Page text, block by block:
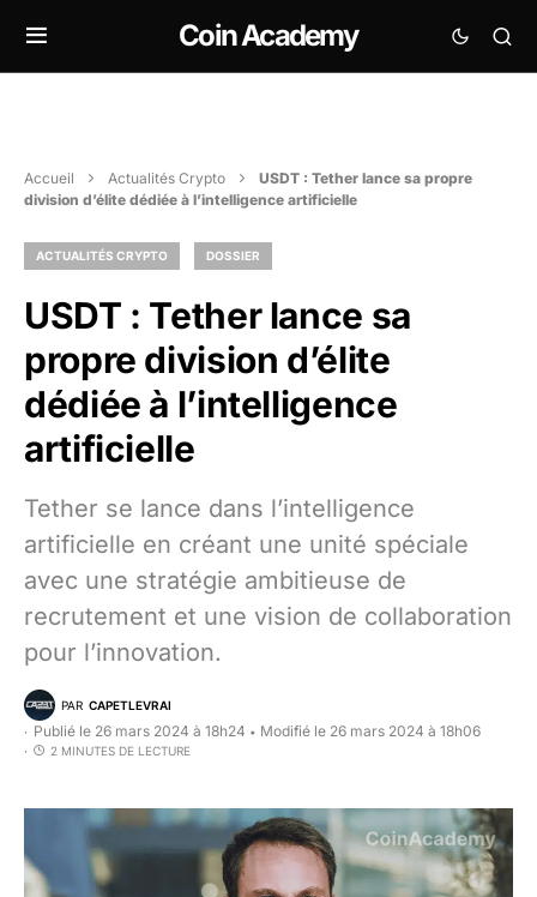
Coin Academy
Accueil Actualités Crypto
USDT : Tether lance sa propre
division d’élite dédiée à l’intelligence artificielle
ACTUALITÉS CRYPTO DOSSIER
USDT : Tether lance sa
propre division d’élite
dédiée à l’intelligence
artificielle
Tether se lance dans l’intelligence
artificielle en créant une unité spéciale
avec une stratégie ambitieuse de
recrutement et une vision de collaboration
pour l’innovation.
PAR CAPETLEVRAI
Publié le 26 mars 2024 à 18h24 • Modifié le 26 mars 2024 à 18h06
2 MINUTES DE LECTURE